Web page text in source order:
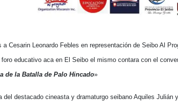
Cesarin Leonardo Febles en representación de Seibo Al
educativo aca en El Seibo el mismo contara con el
de la Batalla de Palo Hincado»
del destacado cineasta y dramaturgo seibano Aquiles